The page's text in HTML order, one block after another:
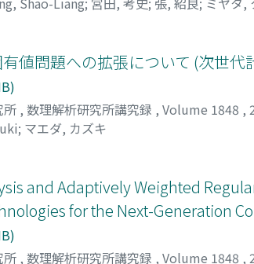
値問題への拡張について (次世
所 , 数理解析研究所講究録 , Volume 1848 ,
; マエダ, カズキ
and Adaptively Weighted
for the Next-Generation
所 , 数理解析研究所講究録 , Volume 1848 ,